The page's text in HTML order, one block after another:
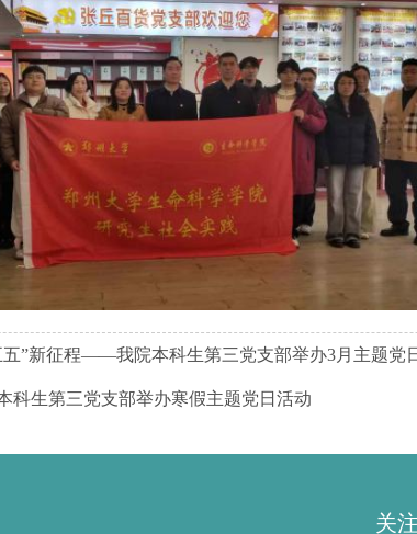
五”新征程——我院本科生第三党支部举办3月主题党
生第三党支部举办寒假主题党日活动
关